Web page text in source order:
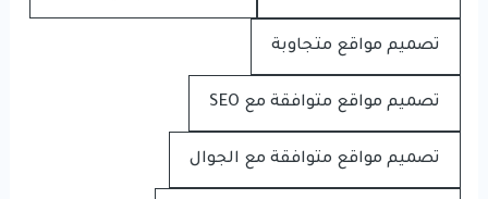
تصميم مواقع متجاوبة
تصميم مواقع متوافقة مع SEO
تصميم مواقع متوافقة مع الجوال